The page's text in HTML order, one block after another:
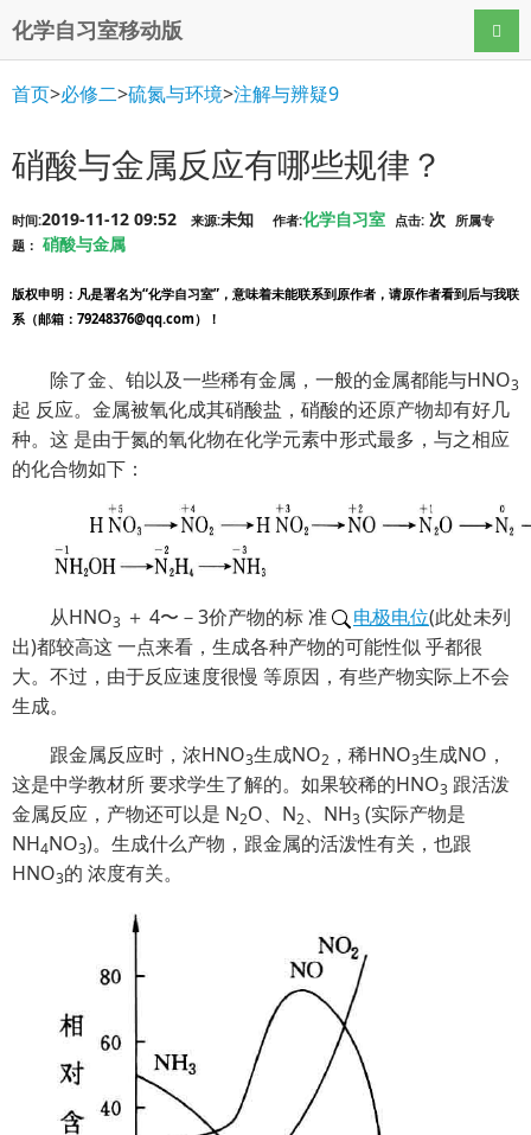
化学自习室移动版 导航
首页>必修二>硫氮与环境>注解与辨疑9
硝酸与金属反应有哪些规律？
时间:2019-11-12 09:52 来源:未知 作者:化学自习室 点击: 次
所属专
题： 硝酸与金属
版权申明 ：凡是署名为“化学自习室”，意味着未能联系到原作者，请原作者看到后与我联
系（邮箱：79248376@qq.com）！
除了金、铂以及一些稀有金属，一般的金属都能与HNO3
起 反应。金属被氧化成其硝酸盐，硝酸的还原产物却有好几
种。这 是由于氮的氧化物在化学元素中形式最多，与之相应
的化合物如下：
从HNO3 ＋ 4〜－3价产物的标 准 电极电位(此处未列
出)都较高这 一点来看，生成各种产物的可能性似 乎都很
大。不过，由于反应速度很慢 等原因，有些产物实际上不会
生成。
跟金属反应时，浓HNO3生成NO2 ，稀HNO3生成NO，
这是中学教材所 要求学生了解的。如果较稀的HNO3 跟活泼
金属反应，产物还可以是 N2O、N2、NH3 (实际产物是
NH4NO3)。生成什么产物，跟金属的活泼性有关，也跟
HNO3的 浓度有关。